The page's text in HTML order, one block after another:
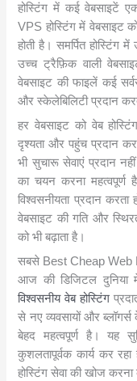
होस्टिंग में कई वेबसाइटें
VPS होस्टिंग में वेबसाइट
होती है। समर्पित होस्टिंग
उच्च ट्रैफ़िक वाली
वेबसाइट की फाइलें कई
और स्केलेबिलिटी प्रदान
हर वेबसाइट को वेब
दृश्यता और पहुंच प्रदान
भी सुचारू सेवाएं प्रदान
का चयन करना महत्वपूर्ण
विश्वसनीयता प्रदान
वेबसाइट की गति और
को भी बढ़ाता है।
सबसे Best Cheap Web
आज की डिजिटल दुनिया
विश्वसनीय वेब होस्टिंग
से नए व्यवसायों और
बेहद महत्वपूर्ण है। यह
कुशलतापूर्वक कार्य कर
होस्टिंग सेवा की खोज